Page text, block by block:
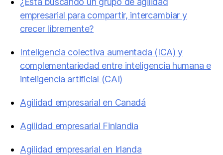
empresarial para compartir, intercambiar y
crecer libremente?
Inteligencia colectiva aumentada (ICA) y
complementariedad entre inteligencia humana e
inteligencia artificial (CAI)
Agilidad empresarial en Canadá
Agilidad empresarial Finlandia
Agilidad empresarial en Irlanda